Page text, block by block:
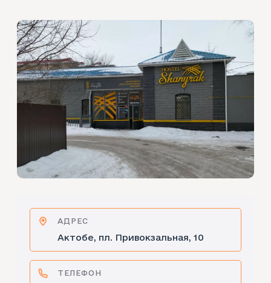
АДРЕС
Актобе, пл. Привокзальная, 10
ТЕЛЕФОН